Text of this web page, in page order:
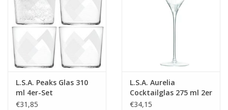
L.S.A. Peaks Glas 310
ml 4er-Set
€31,85
L.S.A. Aurelia
Cocktailglas 275 ml 2er
Set
€34,15